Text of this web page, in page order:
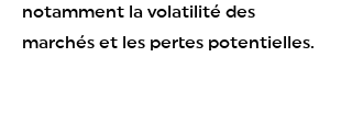
notamment la volatilité des
marchés et les pertes potentielles.